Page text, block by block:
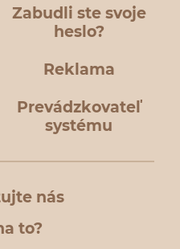
Zabudli ste svoje
heslo?
Reklama
Prevádzkovateľ
systému
nás
to?